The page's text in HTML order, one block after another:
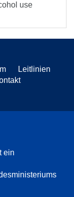
use
Leitlinien
ein